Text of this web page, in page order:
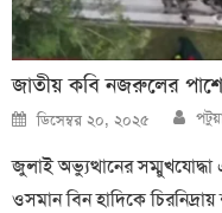
জাতীয় কবি নজরুলের পাশে
Posted
on
ডিসেম্বর ২০, ২০২৫
জুলাই অভ্যুত্থানের
ওসমান বিন হাদিকে